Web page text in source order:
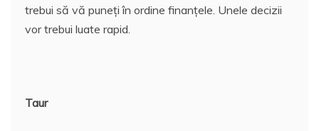
trebui să vă puneți în ordine finanțele. Unele decizii
vor trebui luate rapid.
Taur